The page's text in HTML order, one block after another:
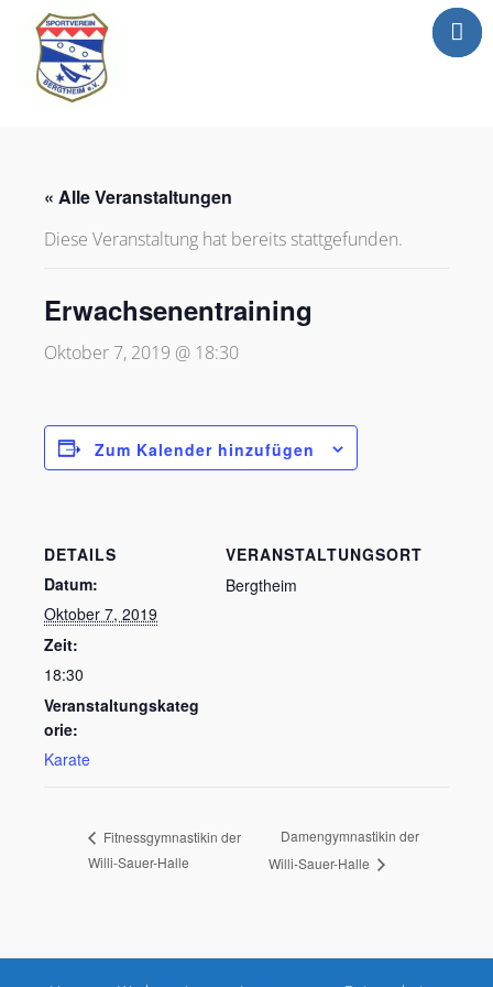
Abteilungen
Sportgaststätte
Anträge
Media
Kontakt
« Alle Veranstaltungen
Diese Veranstaltung hat bereits stattgefunden.
Erwachsenentraining
Oktober 7, 2019 @ 18:30
Zum Kalender hinzufügen
DETAILS
Datum:
Oktober 7, 2019
Zeit:
18:30
Veranstaltungskateg
orie:
Karate
VERANSTALTUNGSORT
Bergtheim
Fitnessgymnastikin der
Willi-Sauer-Halle
Damengymnastikin der
Willi-Sauer-Halle